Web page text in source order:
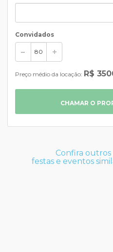
Convidados
Preço médio da locação: R$
CHAMAR O
Confira outros
festas e eventos